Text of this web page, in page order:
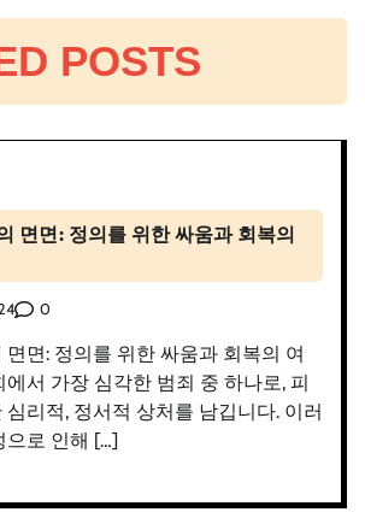
POSTS
면면: 정의를 위한 싸움과 회복의
0
면: 정의를 위한 싸움과 회복의 여
서 가장 심각한 범죄 중 하나로, 피
리적, 정서적 상처를 남깁니다. 이러
으로 인해 […]